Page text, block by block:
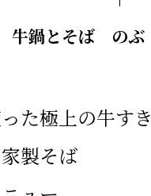
牛鍋とそば の
た極上の牛すき
製そば